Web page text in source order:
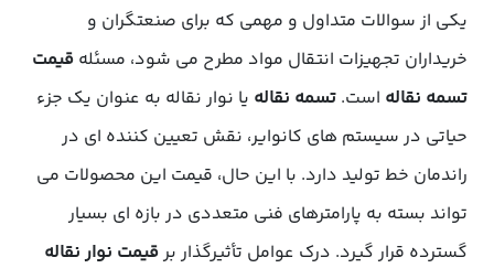
یکی از سوالات متداول و مهمی که برای صنعتگران و
خریداران تجهیزات انتقال مواد مطرح می شود، مسئله قیمت
تسمه نقاله است. تسمه نقاله یا نوار نقاله به عنوان یک جزء
حیاتی در سیستم های کانوایر، نقش تعیین کننده ای در
راندمان خط تولید دارد. با این حال، قیمت این محصولات می
تواند بسته به پارامترهای فنی متعددی در بازه ای بسیار
گسترده قرار گیرد. درک عوامل تأثیرگذار برقیمت نوار نقاله